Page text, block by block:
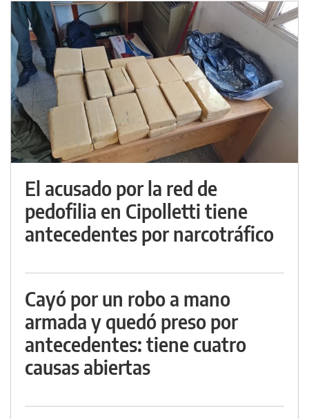
El acusado por la red de
pedofilia en Cipolletti tiene
antecedentes por narcotráfico
Cayó por un robo a mano
armada y quedó preso por
antecedentes: tiene cuatro
causas abiertas